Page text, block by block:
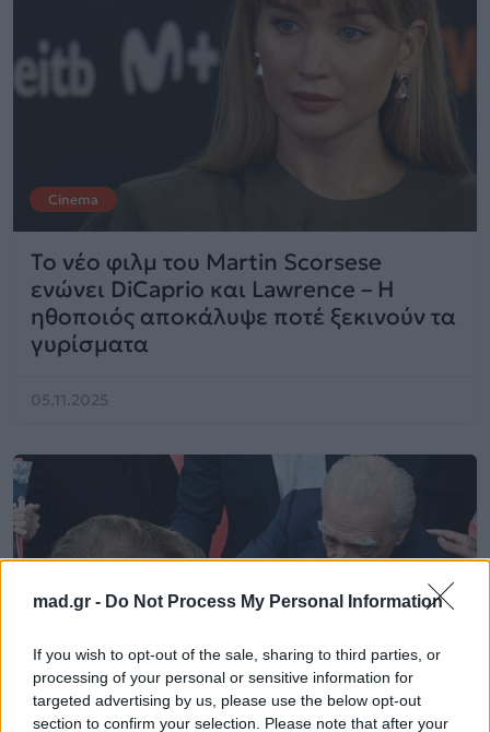
mad.gr - Do Not Process My Personal Information
If you wish to opt-out of the sale, sharing to third parties, or
processing of your personal or sensitive information for
targeted advertising by us, please use the below opt-out
section to confirm your selection. Please note that after your
Cinema
Το νέο φιλμ του Martin Scorsese
ενώνει DiCaprio και Lawrence – Η
ηθοποιός αποκάλυψε ποτέ ξεκινούν τα
γυρίσματα
05.11.2025